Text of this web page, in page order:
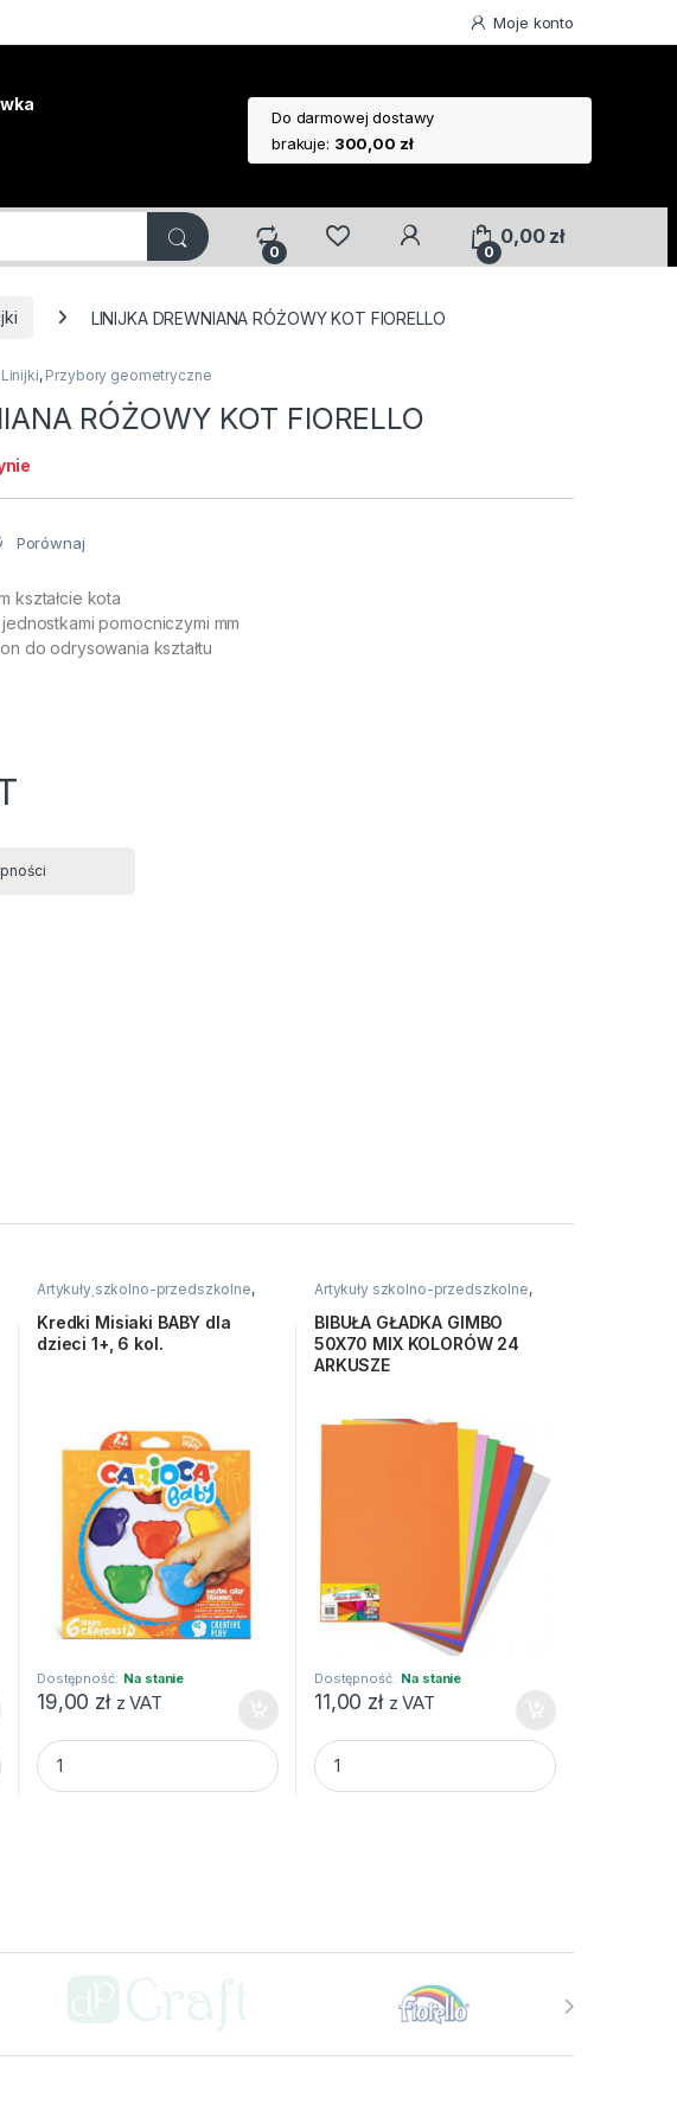
Moje konto
Do darmowej dostawy
brakuje: 300,00 zł
0 0
0,00 zł
LINIJKA DREWNIANA RÓŻOWY KOT FIORELLO
Linijki, Przybory geometryczne
RÓŻOWY KOT FIORELLO
Porównaj
kształcie kota
pomocniczymi mm
do odrysowania kształtu
MIX BIA/CZAR 3szt HAPPY quantity
Artykuły szkolno-przedszkolne,
Kredki
, Świecowe, woskowe, inne
Kredki Misiaki BABY dla
dzieci 1+, 6 kol.
Dostępność: Na stanie
19,00 zł z VAT
Kredki Misiaki BABY dla dzieci 1+, 6 kol. quantity
Artykuły szkolno-przedszkolne,
Bibuły i krepiny
Kreatywne i
plastyczne
BIBUŁA GŁADKA GIMBO
50X70 MIX KOLORÓW 24
ARKUSZE
Dostępność: Na stanie
11,00 zł z VAT
BIBUŁA GŁADKA GIMBO 50X70 MIX